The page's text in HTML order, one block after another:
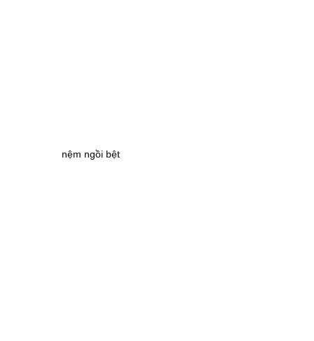
nệm ngồi bệt